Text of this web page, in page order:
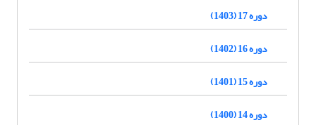
دوره 17 (1403)
دوره 16 (1402)
دوره 15 (1401)
دوره 14 (1400)